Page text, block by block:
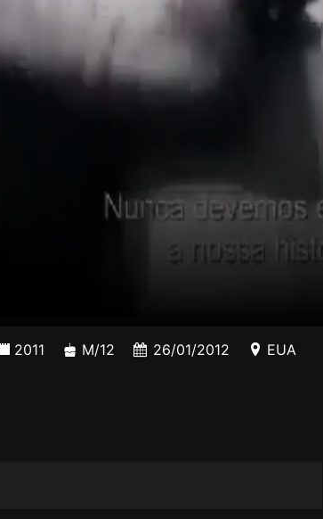
2011 M/12 26/01/2012 EUA